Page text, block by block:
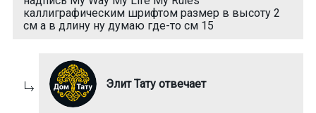
каллиграфическим шрифтом размер в высоту 2
см а в длину ну думаю где-то см 15
Элит Тату отвечает